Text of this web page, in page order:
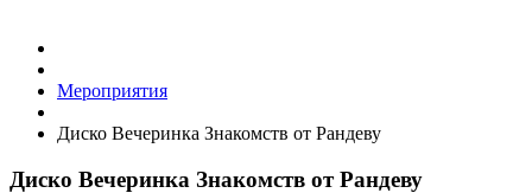
Мероприятия
Диско Вечеринка Знакомств от Рандеву
Диско Вечеринка Знакомств от Рандеву